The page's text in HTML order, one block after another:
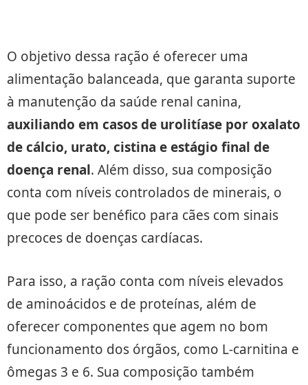
O objetivo dessa ração é oferecer uma
alimentação balanceada, que garanta suporte
à manutenção da saúde renal canina,
auxiliando em casos de urolitíase por oxalato
de cálcio, urato, cistina e estágio final de
doença renal. Além disso, sua composição
conta com níveis controlados de minerais, o
que pode ser benéfico para cães com sinais
precoces de doenças cardíacas.
Para isso, a ração conta com níveis elevados
de aminoácidos e de proteínas, além de
oferecer componentes que agem no bom
funcionamento dos órgãos, como L-carnitina e
ômegas 3 e 6. Sua composição também